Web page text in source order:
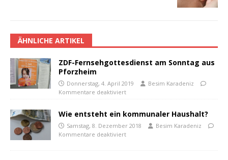
ÄHNLICHE ARTIKEL
ZDF-Fernsehgottesdienst am Sonntag aus
Pforzheim
Donnerstag, 4. April 2019
Besim Karadeniz
Kommentare deaktiviert
Wie entsteht ein kommunaler Haushalt?
Samstag, 8. Dezember 2018
Besim Karadeniz
Kommentare deaktiviert